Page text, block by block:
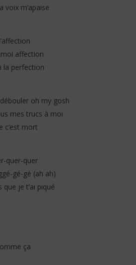
voix m’apaise
affection
la perfection
oh my gosh
mes trucs à moi
c’est mort
quer-quer
gé-gé (ah ah)
je t’ai piqué
ça